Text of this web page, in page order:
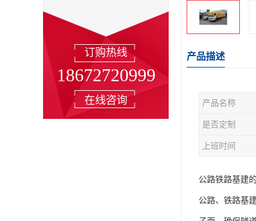
订购热线
18672720999
在线咨询
产品描述
产品名称
是否定制
上班时间
公路铁路基建
公路、铁路基